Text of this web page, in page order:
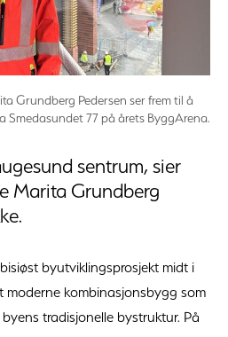
Grundberg Pedersen ser frem til å
Smedasundet 77 på årets ByggArena.
sentrum, sier
Marita Grundberg
byutviklingsprosjekt midt i
moderne kombinasjonsbygg som
tradisjonelle bystruktur. På